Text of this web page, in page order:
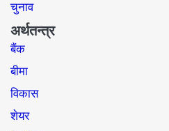
चुनाव
अर्थतन्त्र
बैंक
बीमा
विकास
शेयर